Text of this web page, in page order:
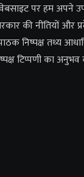
वेबसाइट पर हम अपने
की नीतियों और
निष्पक्ष तथ्य
टिप्पणी का